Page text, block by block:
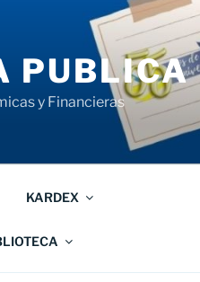
PUBLICA
y Financieras
KARDEX